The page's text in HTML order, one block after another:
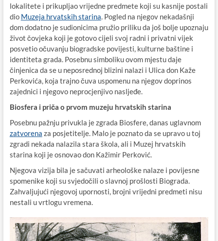
lokalitete i prikupljao vrijedne predmete koji su kasnije postali
dio Muzeja hrvatskih starina. Pogled na njegov nekadašnji
dom dodatno je sudionicima pružio priliku da još bolje upoznaju
život čovjeka koji je gotovo cijeli svoj radni i privatni vijek
posvetio očuvanju biogradske povijesti, kulturne baštine i
identiteta grada. Posebnu simboliku ovom mjestu daje
činjenica da se u neposrednoj blizini nalazi i Ulica don Kaže
Perkovića, koja trajno čuva uspomenu na njegov doprinos
zajednici i njegovo neprocjenjivo nasljeđe.
Biosfera i priča o prvom muzeju hrvatskih starina
Posebnu pažnju privukla je zgrada Biosfere, danas uglavnom
zatvorena za posjetitelje. Malo je poznato da se upravo u toj
zgradi nekada nalazila stara škola, ali i Muzej hrvatskih
starina koji je osnovao don Kažimir Perković.
Njegova vizija bila je sačuvati arheološke nalaze i povijesne
spomenike koji su svjedočili o slavnoj prošlosti Biograda.
Zahvaljujući njegovoj upornosti, brojni vrijedni predmeti nisu
nestali u vrtlogu vremena.